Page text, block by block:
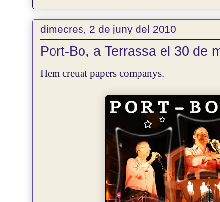
dimecres, 2 de juny del 2010
Port-Bo, a Terrassa el 30 de
Hem creuat papers companys.